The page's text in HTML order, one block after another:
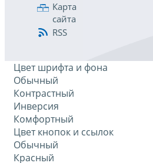
Карта
сайта
RSS
Цвет шрифта и фона
Обычный
Контрастный
Инверсия
Комфортный
Цвет кнопок и ссылок
Обычный
Красный